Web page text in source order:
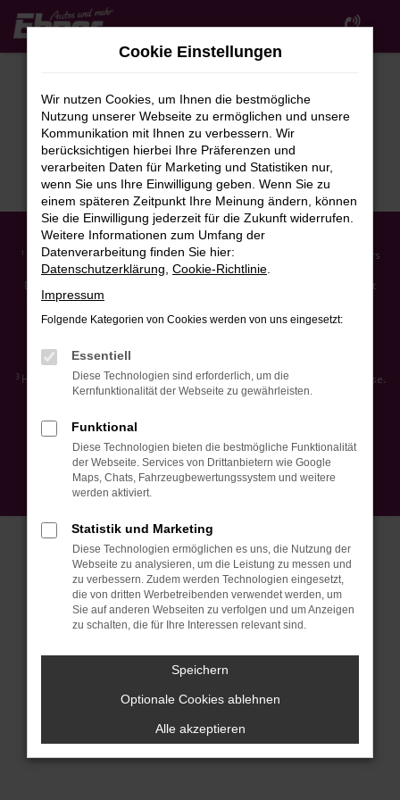
Zum
Hauptinhalt
1
Ehemaliger Neupreis (Unverbindliche Preisempfehlung des Herstellers
am Tag der Erstzulassung).
Der errechnete Preisvorteil sowie die angegebene Ersparnis errechnet
sich gegenüber der ehemaligen unverbindlichen Preisempfehlung des
Herstellers am Tag der Erstzulassung (Neupreis).
Bruttopreise. Irrtümer vorbehalten.
3 Hierbei handelt es sich um ein Leasing-Angebot. Preise sind Bruttopreise.
Irrtümer vorbehalten.
Impressum
© 2026 Autohaus Peter Ebner GmbH | Am Mühlebach 5 | DE-79774
Albbruck | info@autohausebner.de |Webdesign by audaris.de
Cookie Einstellungen
Wir nutzen Cookies, um Ihnen die bestmögliche
Nutzung unserer Webseite zu ermöglichen und unsere
Kommunikation mit Ihnen zu verbessern. Wir
berücksichtigen hierbei Ihre Präferenzen und
verarbeiten Daten für Marketing und Statistiken nur,
wenn Sie uns Ihre Einwilligung geben. Wenn Sie zu
einem späteren Zeitpunkt Ihre Meinung ändern, können
Sie die Einwilligung jederzeit für die Zukunft widerrufen.
Weitere Informationen zum Umfang der
Datenverarbeitung finden Sie hier:
Datenschutzerklärung Cookie-Richtlinie
Impressum
Folgende Kategorien von Cookies werden von uns eingesetzt:
Essentiell
Diese Technologien sind erforderlich, um die
Kernfunktionalität der Webseite zu gewährleisten.
Funktional
Diese Technologien bieten die bestmögliche Funktionalität
der Webseite. Services von Drittanbietern wie Google
Maps, Chats, Fahrzeugbewertungssystem und weitere
werden aktiviert.
Statistik und Marketing
Diese Technologien ermöglichen es uns, die Nutzung der
Webseite zu analysieren, um die Leistung zu messen und
zu verbessern. Zudem werden Technologien eingesetzt,
die von dritten Werbetreibenden verwendet werden, um
Sie auf anderen Webseiten zu verfolgen und um Anzeigen
zu schalten, die für Ihre Interessen relevant sind.
Speichern
Optionale Cookies ablehnen
Alle akzeptieren